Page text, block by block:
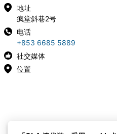
地址
疯堂斜巷2号
电话
+853 6685 5889
社交媒体
位置